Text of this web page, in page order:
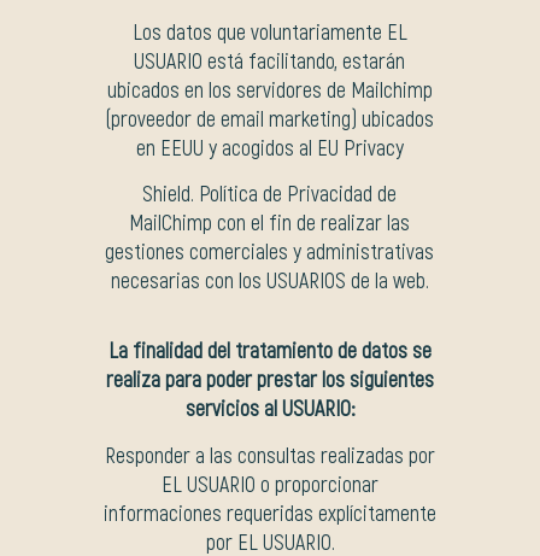
Los datos que voluntariamente EL
USUARIO está facilitando, estarán
ubicados en los servidores de Mailchimp
(proveedor de email marketing) ubicados
en EEUU y acogidos al EU Privacy
Shield. Política de Privacidad de
MailChimp con el fin de realizar las
gestiones comerciales y administrativas
necesarias con los USUARIOS de la web.
La finalidad del tratamiento de datos se
realiza para poder prestarlos siguientes
servicios al USUARIO:
Responder a las consultas realizadas por
EL USUARIO o proporcionar
informaciones requeridas explícitamente
por EL USUARIO.